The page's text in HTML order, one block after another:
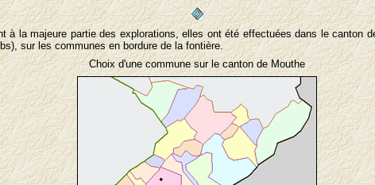
à la majeure partie des explorations, elles ont été effectuées dans le canton
sur les communes en bordure de la fontière.
Choix d'une commune sur le canton de Mouthe